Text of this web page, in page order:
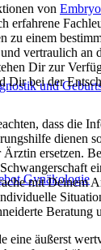
und
Gynäkologie
von
erfahrene
zu einem
vertraulich an
Dir zur
Dir bei der
dass die
dienen
ersetzen.
mit Deinem
Beratung
eine äußerst